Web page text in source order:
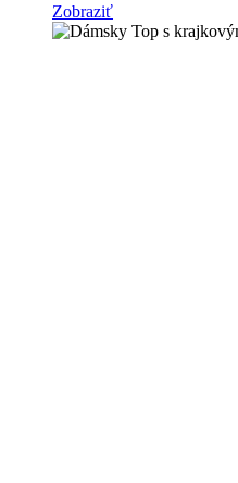
Zobraziť